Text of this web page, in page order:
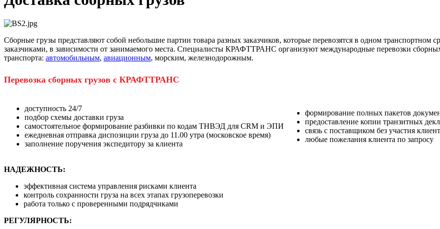
Сборные грузы представляют собой небольшие партии товара разных заказчиков, которые перевозятся в одном транспортном
заказчиками, в зависимости от занимаемого места. Специалисты КРАФТТРАНС организуют международные перевозки
транспорта: автомобильным, авиационным, морским, железнодорожным.
Перевозка сборных грузов с КРАФТТРАНС
доступность 24/7
подбор схемы доставки груза
самостоятельное формирование разбивки по кодам ТНВЭД для CRM и ЭПИ
ежедневная отправка диспозиции груза до 11.00 утра (московское время)
заполнение поручения экспедитору за клиента
формирование полных пакетов
предоставление копии транзитных
связь с поставщиком без участия
любые пожелания клиента по запросу
НАДЕЖНОСТЬ:
эффективная система управления рисками клиента
контроль сохранности груза на всех этапах грузоперевозки
работа только с проверенными подрядчиками
РЕГУЛЯРНОСТЬ: